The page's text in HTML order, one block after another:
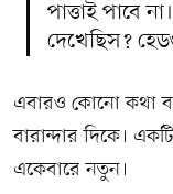
পাত্তাই পাবে
দেখেছিস?
এবারও কোনো কথা
বারান্দার দিকে।
একেবারে নতুন।